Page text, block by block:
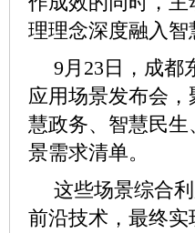
理理念深度融入
9月23日，成都
应用场景发布会
慧政务、智慧民
景需求清单。
这些场景综合
前沿技术，最终